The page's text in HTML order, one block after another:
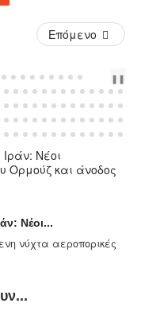
Επόμενο
PREVNEXT
❚❚
Νέοι...
νύχτα αεροπορικές